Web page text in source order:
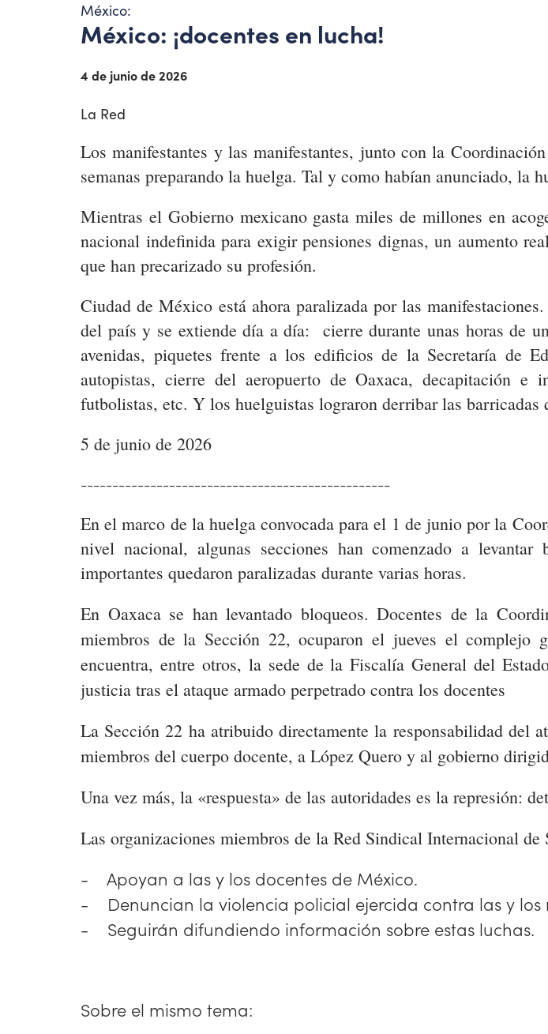
México:
México: ¡docentes en lucha!
4 de junio de 2026
La Red
Los manifestantes y las manifestantes, junto con la
semanas preparando la huelga. Tal y como habían anunciado, la
Mientras el Gobierno mexicano gasta miles de millones en
nacional indefinida para exigir pensiones dignas, un aumento
que han precarizado su profesión.
Ciudad de México está ahora paralizada por las
del país y se extiende día a día: cierre durante unas horas de
avenidas, piquetes frente a los edificios de la Secretaría de
autopistas, cierre del aeropuerto de Oaxaca, decapitación e
futbolistas, etc. Y los huelguistas lograron derribar las
5 de junio de 2026
-------------------------------------------------
En el marco de la huelga convocada para el 1 de junio por la
nivel nacional, algunas secciones han comenzado a
importantes quedaron paralizadas durante varias horas.
En Oaxaca se han levantado bloqueos. Docentes de la
miembros de la Sección 22, ocuparon el jueves el complejo
encuentra, entre otros, la sede de la Fiscalía General del
justicia tras el ataque armado perpetrado contra los docentes
La Sección 22 ha atribuido directamente la responsabilidad del
miembros del cuerpo docente, a López Quero y al gobierno
Una vez más, la «respuesta» de las autoridades es la represión:
Las organizaciones miembros de la Red Sindical Internacional
- Apoyan a las y los docentes de México.
- Denuncian la violencia policial ejercida contra las y los
- Seguirán difundiendo información sobre estas luchas.
Sobre el mismo tema: